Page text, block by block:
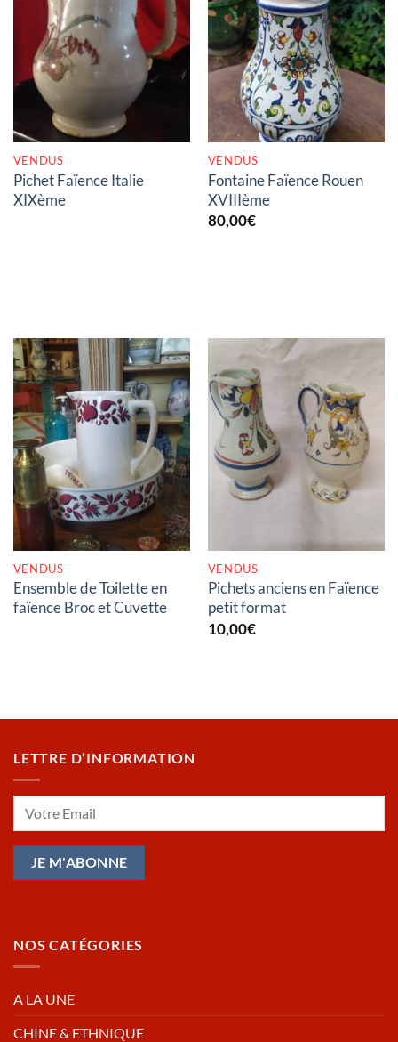
RUPTURE DE STOCK
VENDUS
Pichet Faïence Italie
XIXème
RUPTURE DE STOCK
VENDUS
Fontaine Faïence Rouen
XVIIIème
80,00€
RUPTURE DE STOCK
VENDUS
Ensemble de Toilette en
faïence Broc et Cuvette
RUPTURE DE STOCK
VENDUS
Pichets anciens en Faïence
petit format
10,00€
LETTRE D’INFORMATION
NOS CATÉGORIES
A LA UNE
CHINE & ETHNIQUE